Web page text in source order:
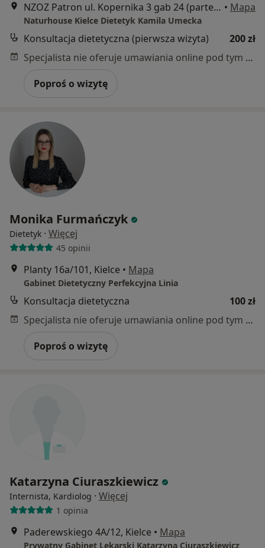
NZOZ Patron ul. Kopernika 3 gab 24 (parter), Kielce • Mapa
Naturhouse Kielce Dietetyk Kamila Umecka
Konsultacja dietetyczna (pierwsza wizyta)
200 zł
Specjalista nie oferuje umawiania online pod tym adresem.
Poproś o wizytę
Monika Furmańczyk
Dietetyk · Więcej
45 opinii
Planty 16a/101, Kielce • Mapa
Gabinet Dietetyczny Perfekcyjna Linia
Konsultacja dietetyczna
100 zł
Specjalista nie oferuje umawiania online pod tym adresem.
Poproś o wizytę
Katarzyna Ciuraszkiewicz
Internista, Kardiolog · Więcej
1 opinia
Paderewskiego 4A/12, Kielce • Mapa
Prywatny Gabinet Lekarski Katarzyna Ciuraszkiewicz